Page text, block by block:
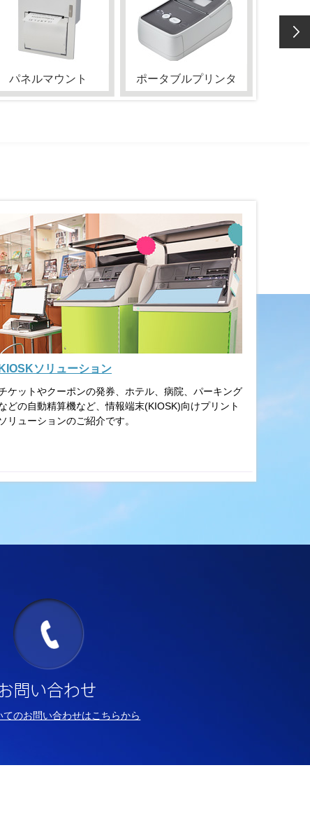
パネルマウント ポータブルプリンタ
KIOSKソリューション
ケットやクーポンの発券、ホテル、病院、パーキング
どの自動精算機など、情報端末(KIOSK)向けプリント
ソリューションのご紹介です。
てのお問い合わせはこちらから